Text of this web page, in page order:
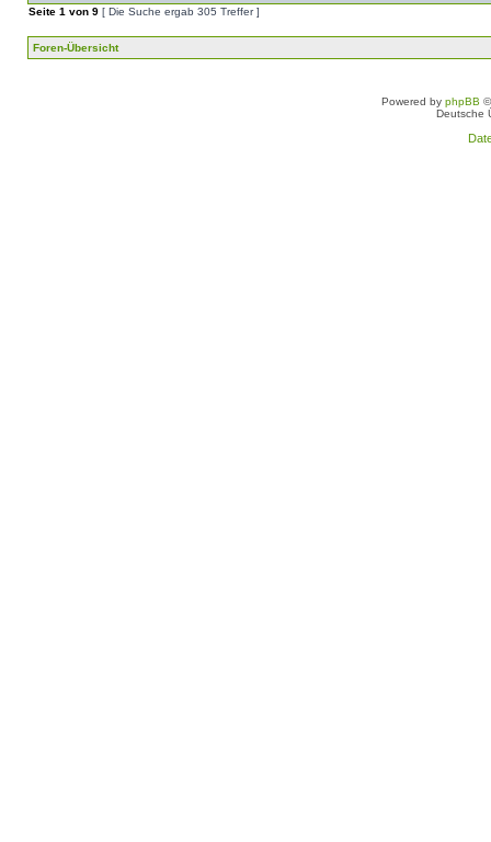
Seite 1 von 9 [ Die Suche ergab 305 Treffer ]
Foren-Übersicht
Powered by phpBB
Deutsche